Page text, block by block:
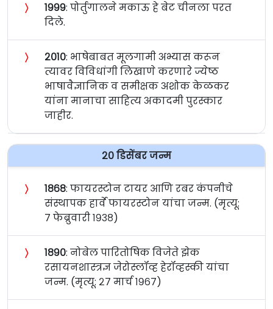
〉 १९९९: पोर्तुगालने मकाऊ हे बेट चीनला परत
दिले.
〉 २०१०: भाषेबाबत मूलगामी अभ्यास करून
त्यावर विविधांगी लिखाणे करणारे ज्येष्ठ
भाषावैज्ञानिक व समीक्षक अशोक केळकर
यांना मानाचा साहित्य अकादमी पुरस्कार
जाहीर.
२० डिसेंबर जन्म
〉 १८६८: फायरस्टोन टायर आणि रबर कंपनीचे
संस्थापक हार्वे फायरस्टोन यांचा जन्म. (मृत्यू:
७ फेब्रुवारी १९३८)
〉 १८९०: नोबेल पारितोषिक विजेते झेक
रसायनशास्त्रज्ञ जेरोस्लॉव्ह हेरॉव्हस्की यांचा
जन्म. (मृत्यू: २७ मार्च १९६७)